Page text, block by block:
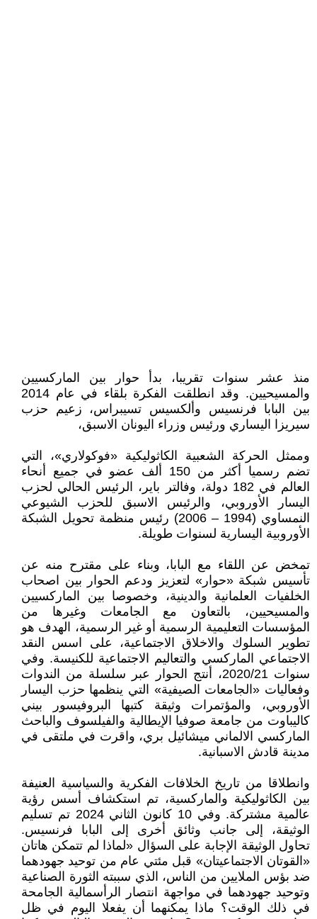
منذ عشر سنوات تقريبا، بدأ حوار بين الماركسيين
والمسيحيين. وقد انطلقت الفكرة بلقاء في عام 2014
بين البابا فرنسيس وألكسيس تسيبراس، زعيم حزب
سيريزا اليساري ورئيس وزراء اليونان الاسبق،
وممثل الحركة الشعبية الكاثوليكية «فوكولاري»، التي
تضم رسميا أكثر من 150 ألف عضو في جميع أنحاء
العالم في 182 دولة، وفالتر باير، الرئيس الحالي لحزب
اليسار الأوروبي، والرئيس الاسبق للحزب الشيوعي
النمساوي (1994 – 2006) رئيس منظمة تحويل الشبكة
الأوروبية اليسارية لسنوات طويلة.
تمخض عن اللقاء مع البابا، وبناء على مقترح منه عن
تأسيس شبكة «حوار» لتعزيز ودعم الحوار بين اصحاب
الخلفيات العلمانية والدينية، وخصوصا بين الماركسيين
والمسيحيين، بالتعاون مع الجامعات وغيرها من
المؤسسات التعليمية الرسمية أو غير الرسمية، الهدف هو
تطوير السلوك والاخلاق الاجتماعية، على اسس النقد
الاجتماعي الماركسي والتعاليم الاجتماعية للكنيسة. وفي
سنوات 2020/21، أنتج الحوار عبر سلسلة من الندوات
وفعاليات «الجامعات الصيفية» التي ينظمها حزب اليسار
الأوروبي، والمؤتمرات وثيقة كتبها البروفيسور بيني
كاليباوت من جامعة صوفيا الإيطالية والفيلسوف والباحث
الماركسي الالماني ميشائيل بري، واقرت في ملتقى في
مدينة قادش الاسبانية.
وانطلاقا من تاريخ الخلافات الفكرية والسياسية العنيفة
بين الكاثوليكية والماركسية، تم استكشاف أسس رؤية
عالمية مشتركة. وفي 10 كانون الثاني 2024 تم تسليم
الوثيقة، إلى جانب وثائق أخرى إلى البابا فرنسيس.
تحاول الوثيقة الإجابة على السؤال «لماذا لم تتمكن هاتان
«القوتان الاجتماعيتان» قبل مئتي عام من توحيد جهودهما
ضد بؤس الملايين من الناس، الذي سببته الثورة الصناعية
وتوحيد جهودهما في مواجهة انتصار الرأسمالية الجامحة
في ذلك الوقت؟ ماذا يمكنهما أن يفعلا اليوم في ظل